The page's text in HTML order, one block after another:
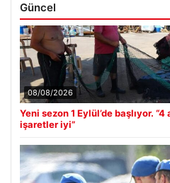
Güncel
08/08/2026
Yeni sezon 1 Eylül’de başlıyor. “4
işaretler iyi”